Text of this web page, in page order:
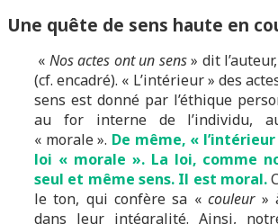
Une quête de sens haute en
« Nos actes ont un sens» dit
(cf. encadré). « L’intérieur » des
sens est donné par l’éthique
au for interne de l’individu,
« morale ». De même, «
loi « morale ». La loi, comme
seul et même sens. Il est moral.
le ton, qui confère sa «couleur»
dans leur intégralité. Ainsi,